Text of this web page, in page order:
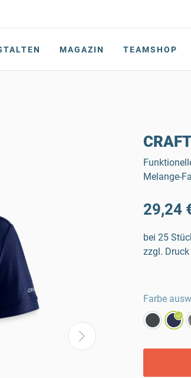
MAGAZIN TEAMSHOP
Melange-
29,24
bei 25
zzgl. Druck
Farbe